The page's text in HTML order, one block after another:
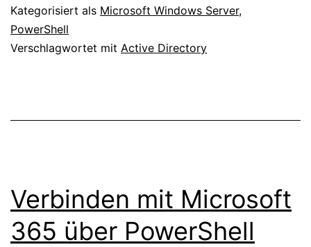
Kategorisiert als Microsoft Windows Server,
PowerShell
Verschlagwortet mit Active Directory
Verbinden mit Microsoft
365 über PowerShell